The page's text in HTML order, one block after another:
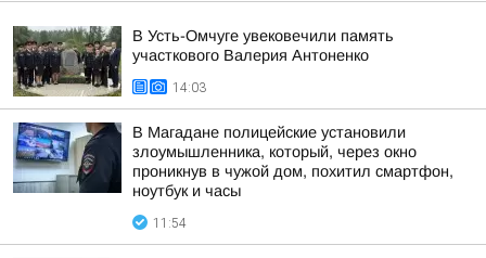
В Усть-Омчуге увековечили память
участкового Валерия Антоненко
14:03
В Магадане полицейские установили
злоумышленника, который, через окно
проникнув в чужой дом, похитил смартфон,
ноутбук и часы
11:54